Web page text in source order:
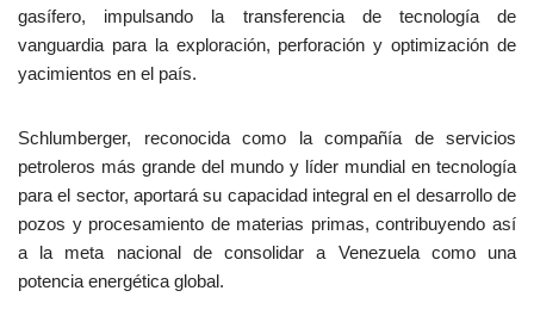
gasífero, impulsando la transferencia de tecnología de
vanguardia para la exploración, perforación y optimización de
yacimientos en el país.
Schlumberger, reconocida como la compañía de servicios
petroleros más grande del mundo y líder mundial en tecnología
para el sector, aportará su capacidad integral en el desarrollo de
pozos y procesamiento de materias primas, contribuyendo así
a la meta nacional de consolidar a Venezuela como una
potencia energética global.